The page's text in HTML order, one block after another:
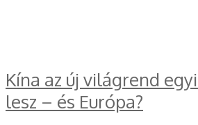
Kína az új világrend
lesz – és Európa?